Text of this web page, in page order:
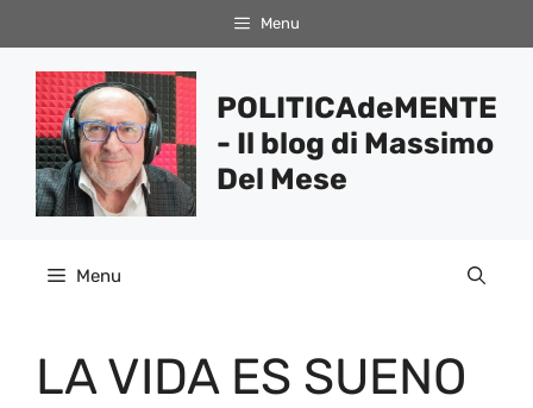
al
contenuto
Menu
POLITICAdeMENTE
- Il blog di Massimo
Del Mese
Menu
LA VIDA ES SUENO